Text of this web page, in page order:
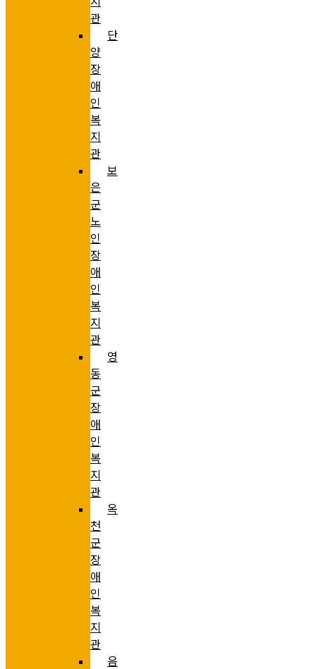
관
단
양
장
애
인
복
지
관
보
은
군
노
인
장
애
인
복
지
관
영
동
군
장
애
인
복
지
관
옥
천
군
장
애
인
복
지
관
음